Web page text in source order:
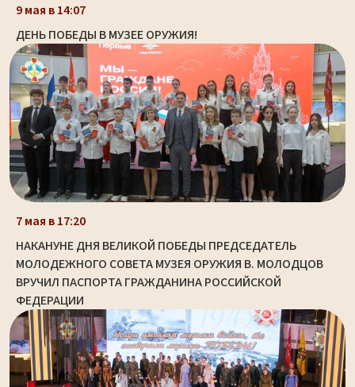
9 мая в 14:07
ДЕНЬ ПОБЕДЫ В МУЗЕЕ ОРУЖИЯ!
7 мая в 17:20
НАКАНУНЕ ДНЯ ВЕЛИКОЙ ПОБЕДЫ ПРЕДСЕДАТЕЛЬ
МОЛОДЕЖНОГО СОВЕТА МУЗЕЯ ОРУЖИЯ В. МОЛОДЦОВ
ВРУЧИЛ ПАСПОРТА ГРАЖДАНИНА РОССИЙСКОЙ
ФЕДЕРАЦИИ